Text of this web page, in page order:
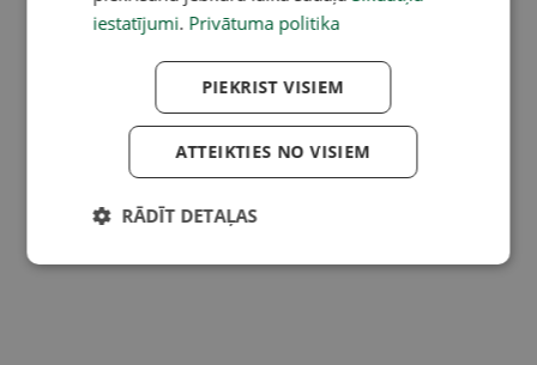
iestatījumi. Privātuma politika
PIEKRIST VISIEM
ATTEIKTIES NO VISIEM
RĀDĪT DETAĻAS